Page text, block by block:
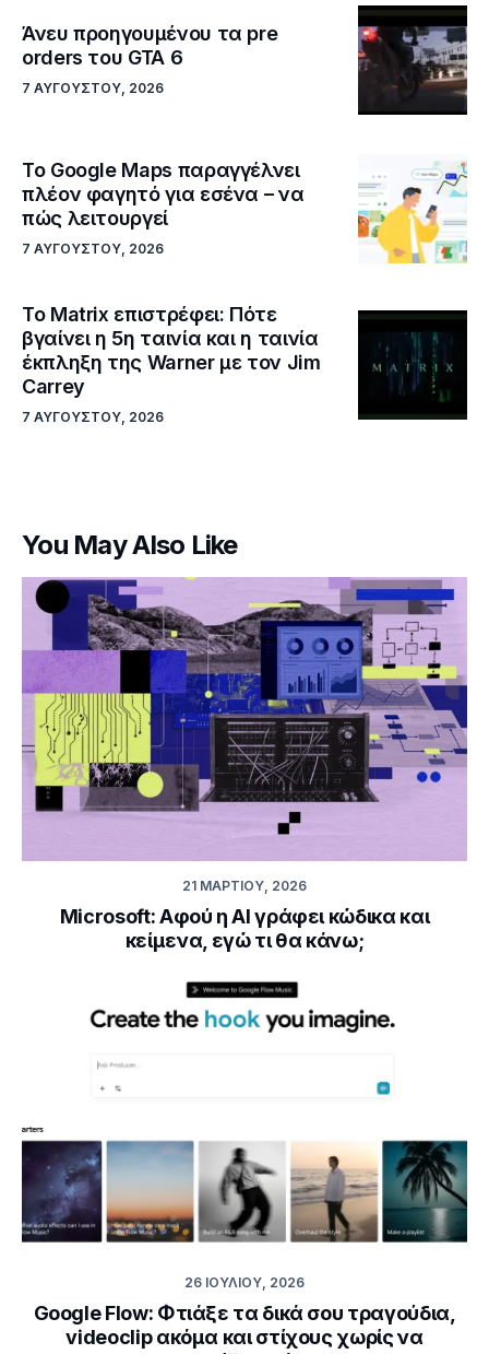
Άνευ προηγουμένου τα pre
orders του GTA 6
7 ΑΥΓΟΎΣΤΟΥ, 2026
Το Google Maps παραγγέλνει
πλέον φαγητό για εσένα – να
πώς λειτουργεί
7 ΑΥΓΟΎΣΤΟΥ, 2026
Το Matrix επιστρέφει: Πότε
βγαίνει η 5η ταινία και η ταινία
έκπληξη της Warner με τον Jim
Carrey
7 ΑΥΓΟΎΣΤΟΥ, 2026
You May Also Like
21 ΜΑΡΤΊΟΥ, 2026
Microsoft: Αφού η AI γράφει κώδικα και
κείμενα, εγώ τι θα κάνω;
26 ΙΟΥΛΊΟΥ, 2026
Google Flow: Φτιάξε τα δικά σου τραγούδια,
videoclip ακόμα και στίχους χωρίς να